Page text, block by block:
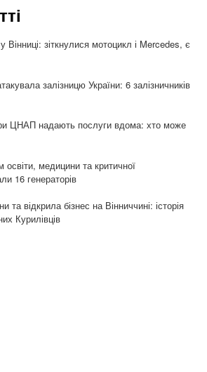
Вінниці: зіткнулися мотоцикл і Mercedes, є
залізницю України: 6 залізничників
ЦНАП надають послуги вдома: хто може
освіти, медицини та критичної
16 генераторів
відкрила бізнес на Вінниччині: історія
Курилівців